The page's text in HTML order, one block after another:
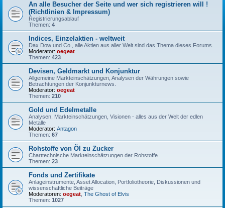
An alle Besucher der Seite und wer sich registrieren will !
(Richtlinien & Impressum)
Registrierungsablauf
Themen: 4
Indices, Einzelaktien - weltweit
Dax Dow und Co., alle Aktien aus aller Welt sind das Thema dieses Forums.
Moderator: oegeat
Themen: 423
Devisen, Geldmarkt und Konjunktur
Allgemeine Markteinschätzungen, Analysen der Währungen sowie
Betrachtungen der Konjunkturnews.
Moderator: oegeat
Themen: 210
Gold und Edelmetalle
Analysen, Markteinschätzungen, Visionen - alles aus der Welt der edlen
Metalle
Moderator: Antagon
Themen: 67
Rohstoffe von Öl zu Zucker
Charttechnische Markteinschätzungen der Rohstoffe
Themen: 23
Fonds und Zertifikate
Anlageinstrumente, Asset Allocation, Portfoliotheorie, Diskussionen und
wissenschaftliche Beiträge
Moderatoren: oegeat The Ghost of Elvis
Themen: 1027